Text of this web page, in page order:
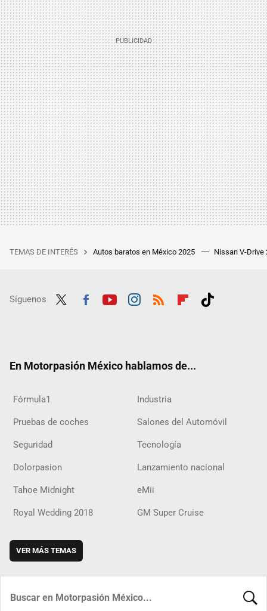
TEMAS DE INTERÉS Autos baratos en México 2025 Nissan V-Drive
Síguenos
En Motorpasión México hablamos de...
Fórmula1 Industria
Pruebas de coches Salones del Automóvil
Seguridad Tecnología
Dolorpasion Lanzamiento nacional
Tahoe Midnight eMii
Royal Wedding 2018 GM Super Cruise
VER MÁS TEMAS